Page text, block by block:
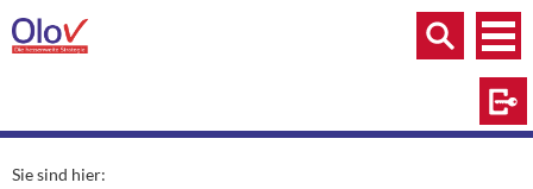
Zum Inhalt springen
Menü
Menü
Suche
Sie sind hier: